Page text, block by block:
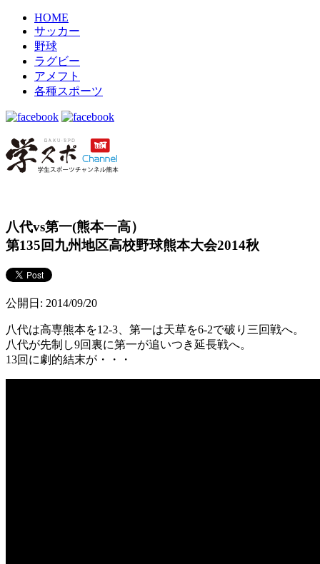
HOME
サッカー
野球
ラグビー
アメフト
各種スポーツ
八代vs第一(熊本一高）
第135回九州地区高校野球熊本大会2014秋
公開日: 2014/09/20
八代は高専熊本を12-3、第一は天草を6-2で破り三回戦へ。
八代が先制し9回裏に第一が追いつき延長戦へ。
13回に劇的結末が・・・